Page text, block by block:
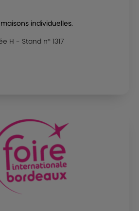
individuelles.
H - Stand n° 1317